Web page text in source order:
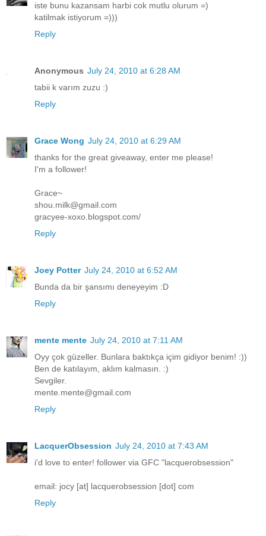
iste bunu kazansam harbi cok mutlu olurum =)
katilmak istiyorum =)))
Reply
Anonymous July 24, 2010 at 6:28 AM
tabii k varım zuzu :)
Reply
Grace Wong July 24, 2010 at 6:29 AM
thanks for the great giveaway, enter me please!
I'm a follower!
Grace~
shou.milk@gmail.com
gracyee-xoxo.blogspot.com/
Reply
Joey Potter July 24, 2010 at 6:52 AM
Bunda da bir şansımı deneyeyim :D
Reply
mente mente July 24, 2010 at 7:11 AM
Oyy çok güzeller. Bunlara baktıkça içim gidiyor benim! :))
Ben de katılayım, aklım kalmasın. :)
Sevgiler.
mente.mente@gmail.com
Reply
LacquerObsession July 24, 2010 at 7:43 AM
i'd love to enter! follower via GFC "lacquerobsession"
email: jocy [at] lacquerobsession [dot] com
Reply